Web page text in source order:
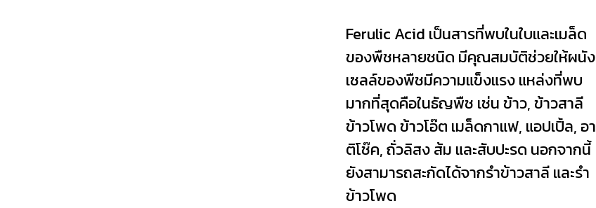
Ferulic Acid เป็นสารที่พบในใบและเมล็ด
ของพืชหลายชนิด มีคุณสมบัติช่วยให้ผนัง
เซลล์ของพืชมีความแข็งแรง แหล่งที่พบ
มากที่สุดคือในธัญพืช เช่น ข้าว, ข้าวสาลี
ข้าวโพด ข้าวโอ๊ต เมล็ดกาแฟ, แอปเปิ้ล, อา
ติโช๊ค, ถั่วลิสง ส้ม และสับปะรด นอกจากนี้
ยังสามารถสะกัดได้จากรำข้าวสาลี และรำ
ข้าวโพด